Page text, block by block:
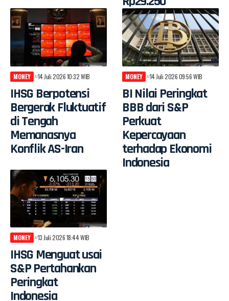
MONEY 14 Juli 2026 10:32 WIB
IHSG Berpotensi
Bergerak Fluktuatif
di Tengah
Memanasnya
Konflik AS-Iran
MONEY 14 Juli 2026 09:56 WIB
BI Nilai Peringkat
BBB dari S&P
Perkuat
Kepercayaan
terhadap Ekonomi
Indonesia
MONEY 13 Juli 2026 18:44 WIB
IHSG Menguat usai
S&P Pertahankan
Peringkat
Indonesia